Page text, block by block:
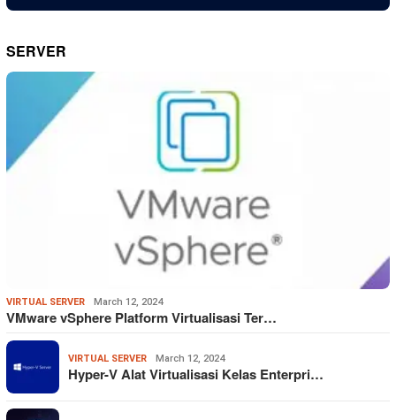
SERVER
VIRTUAL SERVER March 12, 2024
VMware vSphere Platform Virtualisasi Ter…
VIRTUAL SERVER March 12, 2024
Hyper-V Alat Virtualisasi Kelas Enterpri…